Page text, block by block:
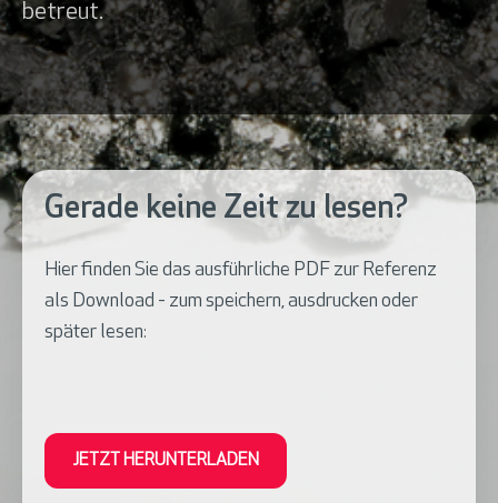
betreut.
Gerade keine Zeit zu lesen?
Hier finden Sie das ausführliche PDF zur Referenz
als Download - zum speichern, ausdrucken oder
später lesen:
JETZT HERUNTERLADEN